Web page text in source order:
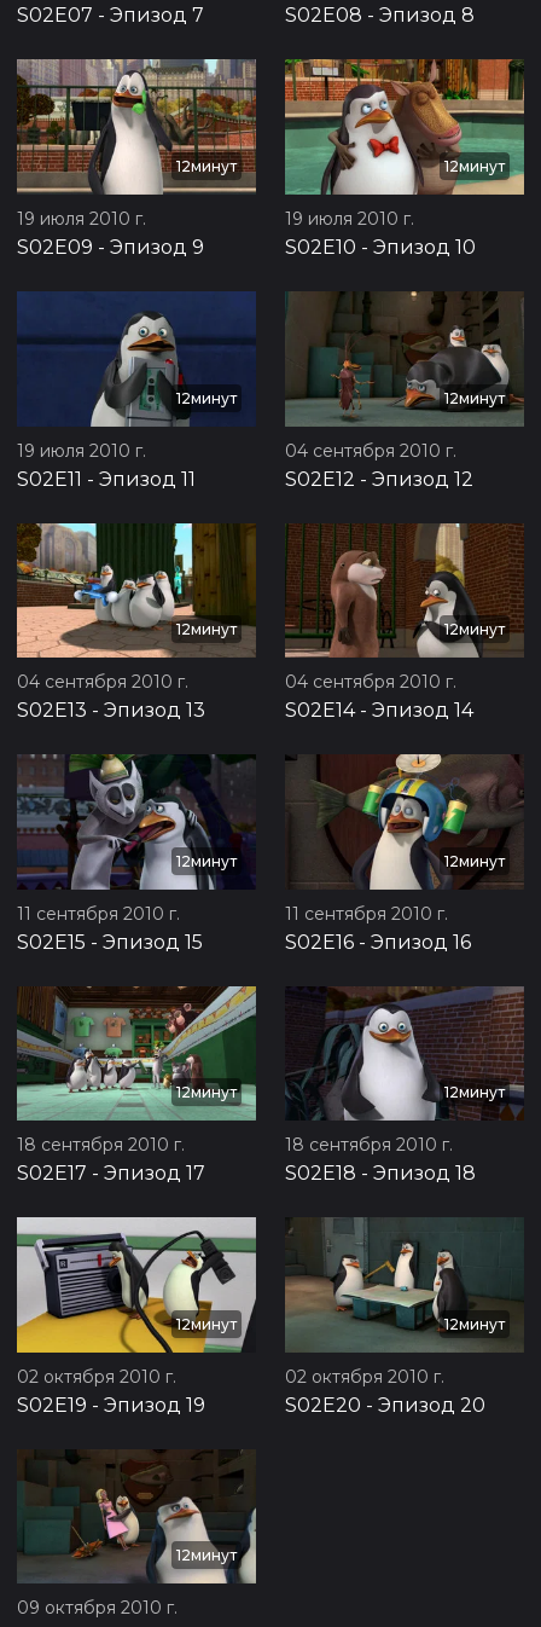
S02E07 - Эпизод 7 S02E08 - Эпизод 8
12минут
19 июля 2010 г.
S02E09 - Эпизод 9
12минут
19 июля 2010 г.
S02E10 - Эпизод 10
12минут
19 июля 2010 г.
S02E11 - Эпизод 11
12минут
04 сентября 2010 г.
S02E12 - Эпизод 12
12минут
04 сентября 2010 г.
S02E13 - Эпизод 13
12минут
04 сентября 2010 г.
S02E14- Эпизод 14
12минут
11 сентября 2010 г.
S02E15 - Эпизод 15
12минут
11 сентября 2010 г.
S02E16 - Эпизод 16
12минут
18 сентября 2010 г.
S02E17 - Эпизод 17
12минут
18 сентября 2010 г.
S02E18 - Эпизод 18
12минут
02 октября 2010 г.
S02E19 - Эпизод 19
12минут
02 октября 2010 г.
S02E20 - Эпизод 20
12минут
09 октября 2010 г.